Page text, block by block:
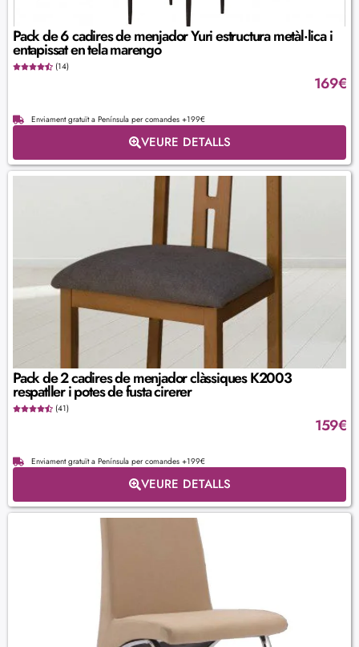
Pack de 6 cadires de menjador Yuri estructura metàl·lica i
entapissat en tela marengo
(14)
169€
Enviament gratuït a Península per comandes +199€
VEURE DETALLS
Pack de 2 cadires de menjador clàssiques K2003
respatller i potes de fusta cirerer
(41)
159€
Enviament gratuït a Península per comandes +199€
VEURE DETALLS